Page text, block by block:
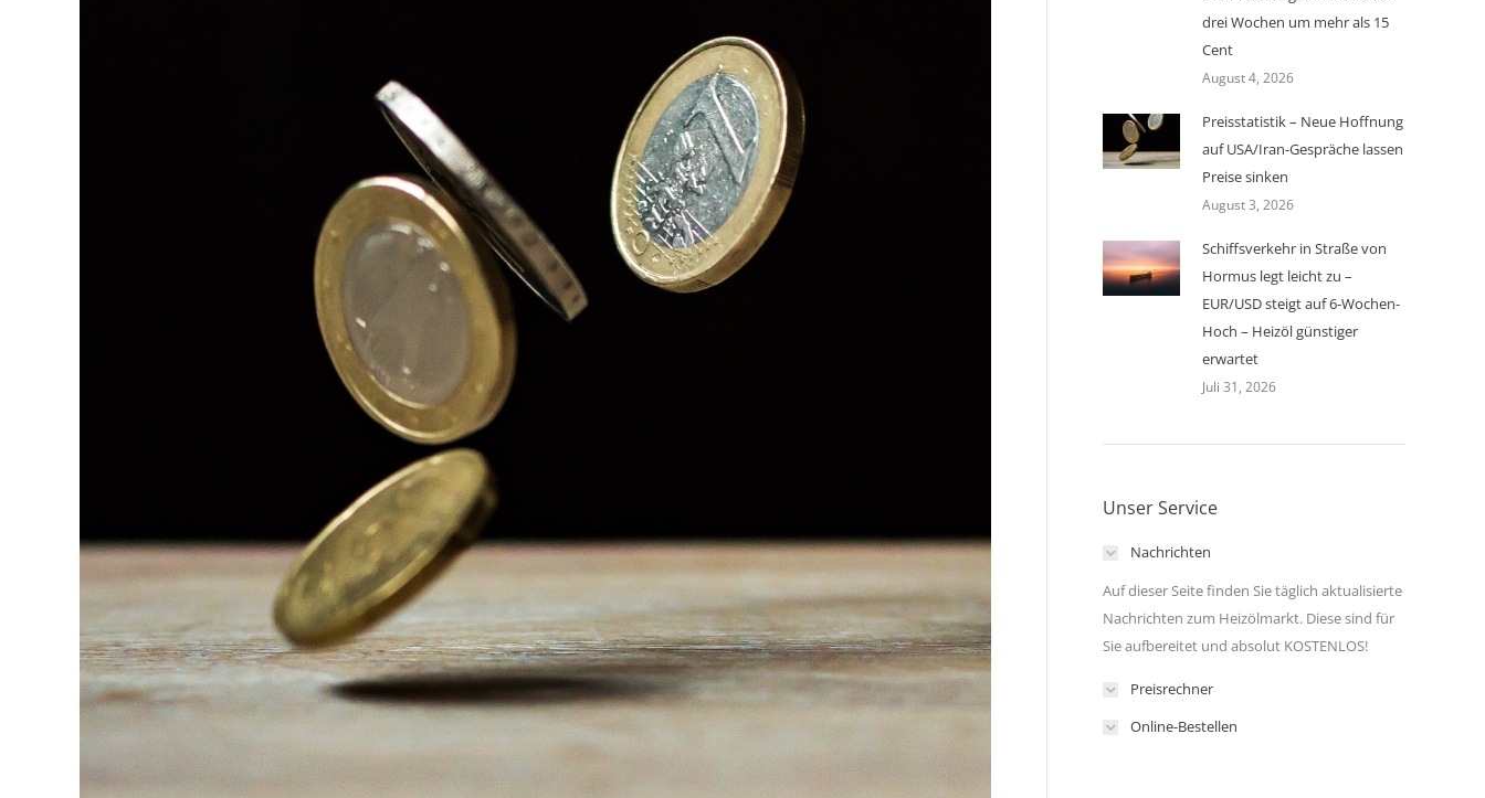
drei Wochen um mehr als 15
Cent
August 4, 2026
Preisstatistik – Neue Hoffnung
auf USA/Iran-Gespräche lassen
Preise sinken
August 3, 2026
Schiffsverkehr in Straße von
Hormus legt leicht zu –
EUR/USD steigt auf 6-Wochen-
Hoch – Heizöl günstiger
erwartet
Juli 31, 2026
Unser Service
Nachrichten
Auf dieser Seite finden Sie täglich aktualisierte
Nachrichten zum Heizölmarkt. Diese sind für
Sie aufbereitet und absolut KOSTENLOS!
Preisrechner
Online-Bestellen